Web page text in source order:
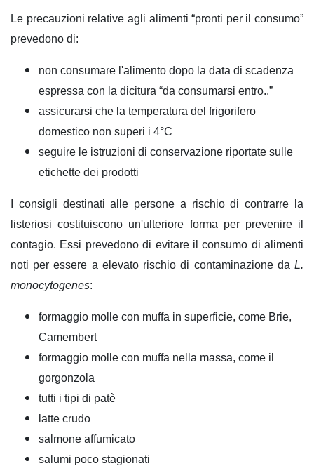
Le precauzioni relative agli alimenti “pronti per il consumo”
prevedono di:
non consumare l'alimento dopo la data di scadenza
espressa con la dicitura “da consumarsi entro..”
assicurarsi che la temperatura del frigorifero
domestico non superi i 4°C
seguire le istruzioni di conservazione riportate sulle
etichette dei prodotti
I consigli destinati alle persone a rischio di contrarre la
listeriosi costituiscono un'ulteriore forma per prevenire il
contagio. Essi prevedono di evitare il consumo di alimenti
noti per essere a elevato rischio di contaminazione da L.
monocytogenes:
formaggio molle con muffa in superficie, come Brie,
Camembert
formaggio molle con muffa nella massa, come il
gorgonzola
tutti i tipi di patè
latte crudo
salmone affumicato
salumi poco stagionati